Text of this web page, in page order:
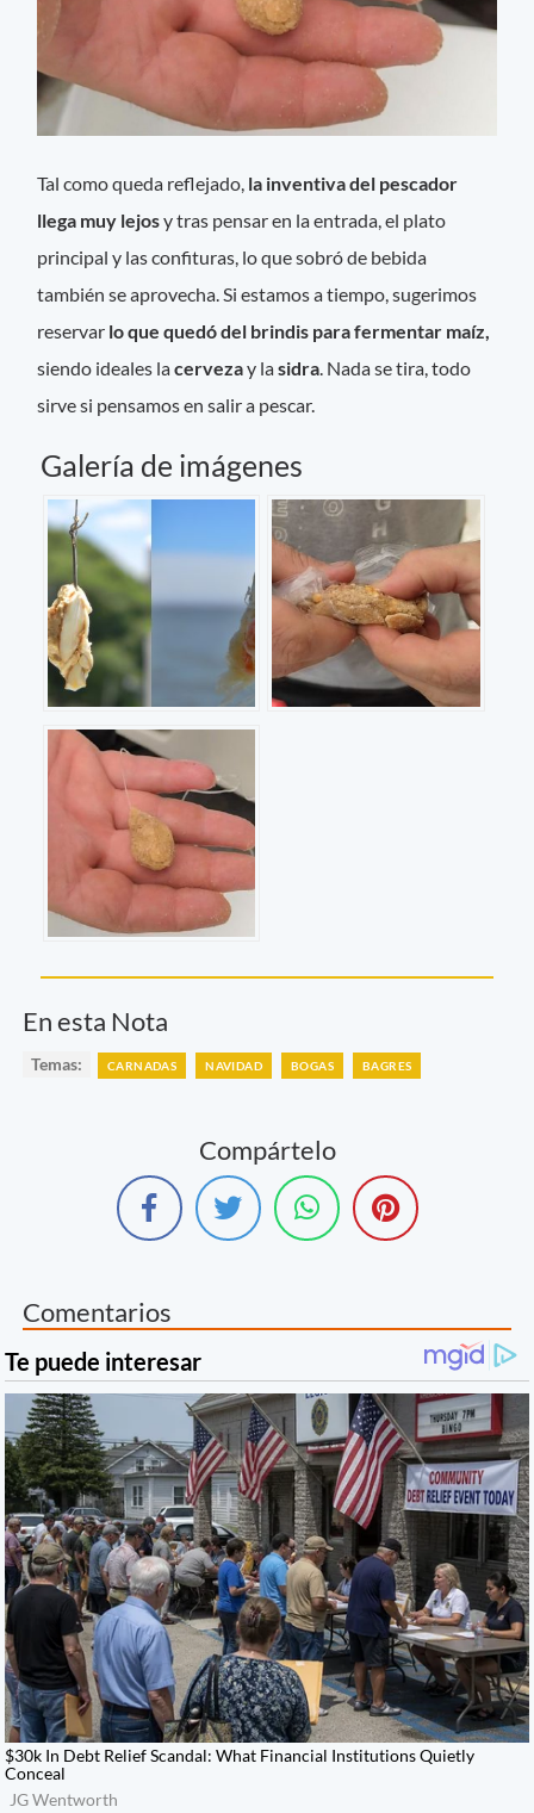
Tal como queda reflejado, la inventiva del pescador
llega muy lejosy tras pensar en la entrada, el plato
principal y las confituras, lo que sobró de bebida
también se aprovecha. Si estamos a tiempo, sugerimos
reservar lo que quedó del brindis para fermentar maíz,
siendo ideales lacervezay lasidra. Nada se tira, todo
sirve si pensamos en salir a pescar.
Galería de imágenes
En esta Nota
Temas: CARNADAS NAVIDAD BOGAS BAGRES
Compártelo
Comentarios